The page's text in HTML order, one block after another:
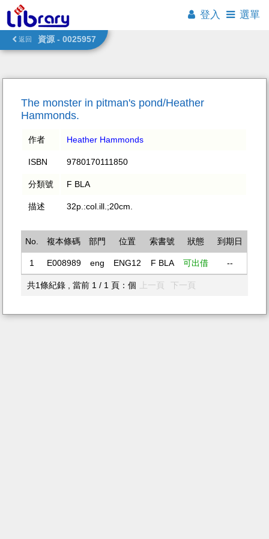
登入 選單
返回 資源 - 0025957
The monster in pitman's pond/Heather
Hammonds.
作者 Heather Hammonds
ISBN 9780170111850
分類號 F BLA
描述 32p.:col.ill.;20cm.
No. 複本條碼 部門 位置 索書號 狀態 到期日
1 E008989 eng ENG12 F BLA 可出借 --
共1條紀錄 , 當前 1 / 1 頁：個 上一頁 下一頁